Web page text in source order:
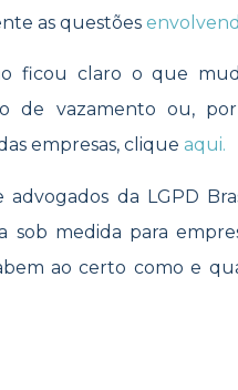
as questões
ficou claro o que
de vazamento ou,
empresas, clique aqui.
advogados da LGPD
sob medida para
ao certo como e